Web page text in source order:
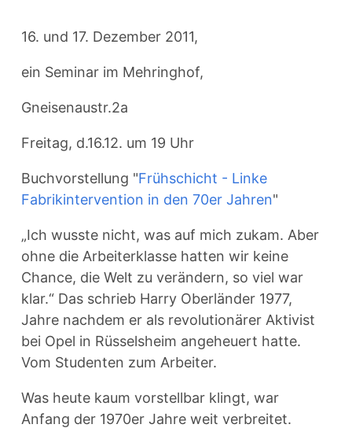
16. und 17. Dezember 2011,
ein Seminar im Mehringhof,
Gneisenaustr.2a
Freitag, d.16.12. um 19 Uhr
Buchvorstellung "Frühschicht - Linke
Fabrikintervention in den 70er Jahren"
„Ich wusste nicht, was auf mich zukam. Aber
ohne die Arbeiterklasse hatten wir keine
Chance, die Welt zu verändern, so viel war
klar.“ Das schrieb Harry Oberländer 1977,
Jahre nachdem er als revolutionärer Aktivist
bei Opel in Rüsselsheim angeheuert hatte.
Vom Studenten zum Arbeiter.
Was heute kaum vorstellbar klingt, war
Anfang der 1970er Jahre weit verbreitet.